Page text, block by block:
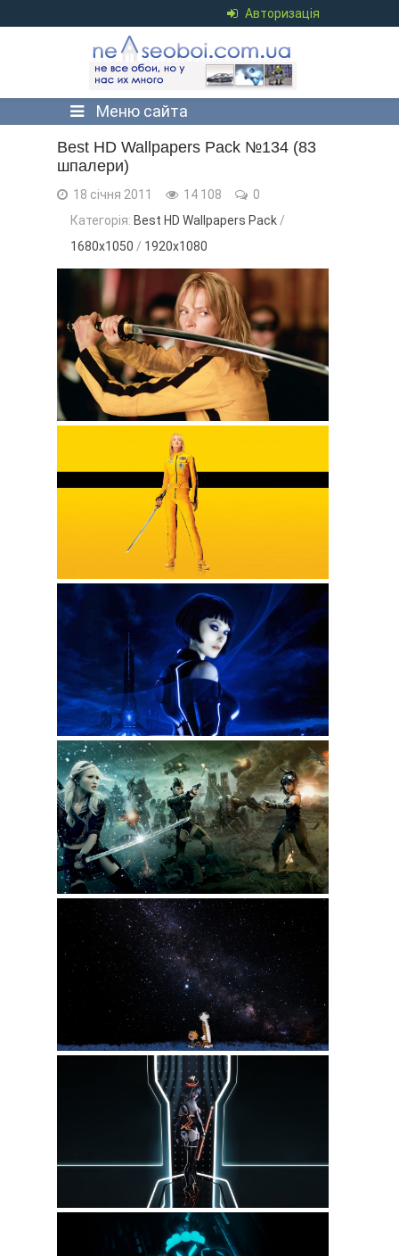
Авторизація
Меню сайта
Best HD Wallpapers Pack №134 (83
шпалери)
18 січня 2011 14 108
0
Категорія: Best HD Wallpapers Pack /
1680x1050 / 1920х1080